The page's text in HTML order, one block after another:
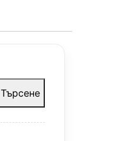
Търсене